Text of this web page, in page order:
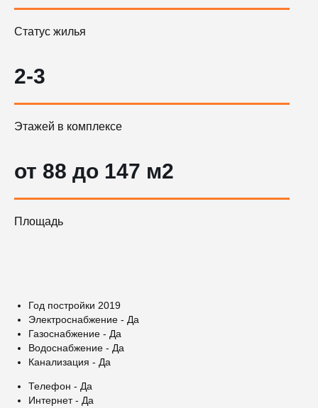
Статус жилья
2-3
Этажей в комплексе
от 88 до 147 м2
Площадь
Год постройки 2019
Электроснабжение - Да
Газоснабжение - Да
Водоснабжение - Да
Канализация - Да
Телефон - Да
Интернет - Да